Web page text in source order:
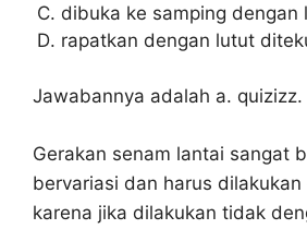
dibuka ke samping dengan
rapatkan dengan lutut
Jawabannya adalah a. quizizz.
Gerakan senam lantai sangat
bervariasi dan harus
karena jika dilakukan tidak